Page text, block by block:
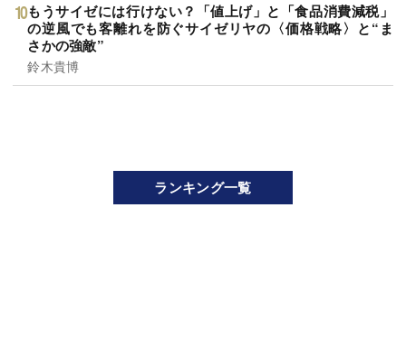
もうサイゼには行けない？「値上げ」と「食品消費減税」
の逆風でも客離れを防ぐサイゼリヤの〈価格戦略〉と“ま
さかの強敵”
鈴木貴博
ランキング一覧